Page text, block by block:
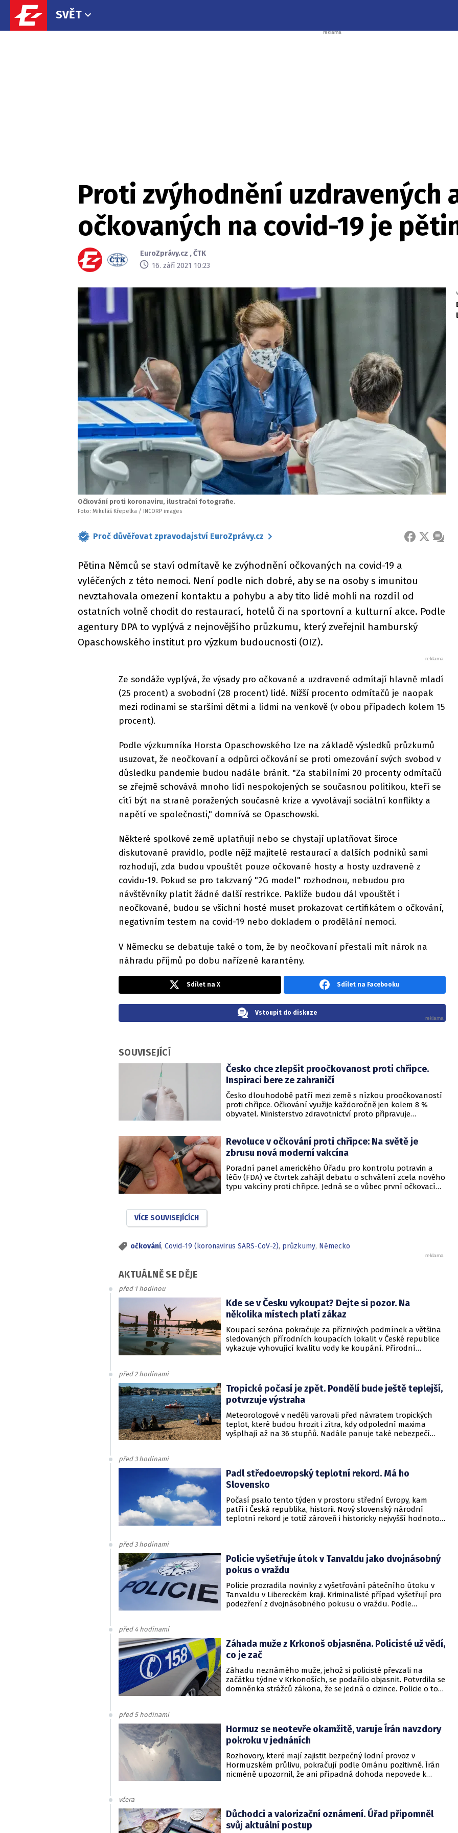
SVĚT
Proti zvýhodnění uzdravených
očkovaných na covid-19 je
EuroZprávy.cz ,ČTK
16. září 2021 10:23
Očkování proti koronaviru, ilustrační fotografie.
Foto: Mikuláš Křepelka / INCORP images
Proč důvěřovat zpravodajství EuroZprávy.cz FACEBOOK
X
Pětina Němců se staví odmítavě ke zvýhodnění očkovaných na covid-19 a
vyléčených z této nemoci. Není podle nich dobré, aby se na osoby s imunitou
nevztahovala omezení kontaktu a pohybu a aby tito lidé mohli na rozdíl od
ostatních volně chodit do restaurací, hotelů či na sportovní a kulturní akce. Podle
agentury DPA to vyplývá z nejnovějšího průzkumu, který zveřejnil hamburský
Opaschowského institut pro výzkum budoucnosti (OIZ).
Ze sondáže vyplývá, že výsady pro očkované a uzdravené odmítají hlavně mladí
(25 procent) a svobodní (28 procent) lidé. Nižší procento odmítačů je naopak
mezi rodinami se staršími dětmi a lidmi na venkově (v obou případech kolem 15
procent).
Podle výzkumníka Horsta Opaschowského lze na základě výsledků průzkumů
usuzovat, že neočkovaní a odpůrci očkování se proti omezování svých svobod v
důsledku pandemie budou nadále bránit. "Za stabilními 20 procenty odmítačů
se zřejmě schovává mnoho lidí nespokojených se současnou politikou, kteří se
cítí být na straně poražených současné krize a vyvolávají sociální konflikty a
napětí ve společnosti," domnívá se Opaschowski.
Některé spolkové země uplatňují nebo se chystají uplatňovat široce
diskutované pravidlo, podle nějž majitelé restaurací a dalších podniků sami
rozhodují, zda budou vpouštět pouze očkované hosty a hosty uzdravené z
covidu-19. Pokud se pro takzvaný "2G model" rozhodnou, nebudou pro
návštěvníky platit žádné další restrikce. Pakliže budou dál vpouštět i
neočkované, budou se všichni hosté muset prokazovat certifikátem o očkování,
negativním testem na covid-19 nebo dokladem o prodělání nemoci.
V Německu se debatuje také o tom, že by neočkovaní přestali mít nárok na
náhradu příjmů po dobu nařízené karantény.
Sdílet na X Sdílet na Facebooku
Vstoupit do diskuze
SOUVISEJÍCÍ
Česko chce zlepšit proočkovanost proti chřipce.
Inspiraci bere ze zahraničí
Česko dlouhodobě patří mezi země s nízkou proočkovaností
proti chřipce. Očkování využije každoročně jen kolem 8 %
obyvatel. Ministerstvo zdravotnictví proto připravuje
nabídnout lidem další možnost, jak se nechat očkovat,
zlepšit dostupnost této osvědčené formy prevence a přispět
připomínkovém řízení.
Revoluce v očkování proti chřipce: Na světě je
zbrusu nová moderní vakcína
Poradní panel amerického Úřadu pro kontrolu potravin a
léčiv (FDA) ve čtvrtek zahájil debatu o schválení zcela nového
typu vakcíny proti chřipce. Jedná se o vůbec první očkovací
VÍCE SOUVISEJÍCÍCH
očkování, Covid-19 (koronavirus SARS-CoV-2), průzkumy, Německo
AKTUÁLNĚ SE DĚJE
před 1 hodinou
Kde se v Česku vykoupat? Dejte si pozor. Na
několika místech platí zákaz
Koupací sezóna pokračuje za příznivých podmínek a většina
sledovaných přírodních koupacích lokalit v České republice
vykazuje vyhovující kvalitu vody ke koupání. Přírodní
často přesahujícími 30 °C.
před 2 hodinami
Tropické počasí je zpět. Pondělí bude ještě teplejší,
potvrzuje výstraha
Meteorologové v neděli varovali před návratem tropických
teplot, které budou hrozit i zítra, kdy odpolední maxima
vyšplhají až na 36 stupňů. Nadále panuje také nebezpečí
před 3 hodinami
Padl středoevropský teplotní rekord. Má ho
Slovensko
Počasí psalo tento týden v prostoru střední Evropy, kam
patří i Česká republika, historii. Nový slovenský národní
teplotní rekord je totiž zároveň i historicky nejvyšší hodnotou
před 3 hodinami
Policie vyšetřuje útok v Tanvaldu jako dvojnásobný
pokus o vraždu
Policie prozradila novinky z vyšetřování pátečního útoku v
Tanvaldu v Libereckém kraji. Kriminalisté případ vyšetřují pro
podezření z dvojnásobného pokusu o vraždu. Podle
před 4 hodinami
Záhada muže z Krkonoš objasněna. Policisté už vědí,
co je zač
Záhadu neznámého muže, jehož si policisté převzali na
začátku týdne v Krkonoších, se podařilo objasnit. Potvrdila se
domněnka strážců zákona, že se jedná o cizince. Policie o tom
před 5 hodinami
Hormuz se neotevře okamžitě, varuje Írán navzdory
pokroku v jednáních
Rozhovory, které mají zajistit bezpečný lodní provoz v
Hormuzském průlivu, pokračují podle Ománu pozitivně. Írán
nicméně upozornil, že ani případná dohoda nepovede k
včera
Důchodci a valorizační oznámení. Úřad připomněl
svůj aktuální postup